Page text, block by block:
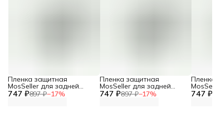
747 ₽897 ₽−17%
Пленка защитная
MosSeller для задней
панели для OnePlus Nord 747 ₽897 ₽−17%
Пленка защитная
MosSeller для задней
панели для OnePlus Nord 747 ₽
Пленка
панели